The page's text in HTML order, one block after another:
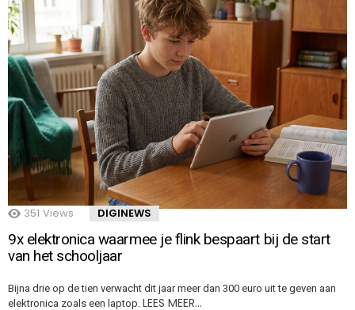
351 Views DIGINEWS
9x elektronica waarmee je flink bespaart bij de start
van het schooljaar
Bijna drie op de tien verwacht dit jaar meer dan 300 euro uit te geven aan
elektronica zoals een laptop. LEES MEER…